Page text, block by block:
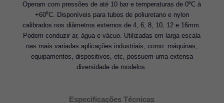
Operam com pressões de até 10 bar e temperaturas de 0⁰C à
+60⁰C. Disponíveis para tubos de poliuretano e nylon
calibrados nos diâmetros externos de 4, 6, 8, 10, 12 e 16mm.
Podem conduzir ar, água e vácuo. Utilizadas em larga escala
nas mais variadas aplicações industriais, como: máquinas,
equipamentos, dispositivos, etc, possuem uma extensa
diversidade de modelos.
Especificações Técnicas